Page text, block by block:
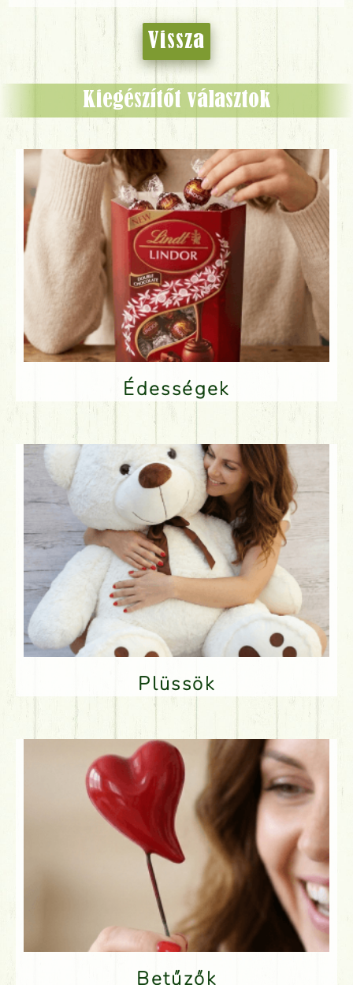
Vissza
Kiegészítőt választok
Édességek
Plüssök
Betűzők